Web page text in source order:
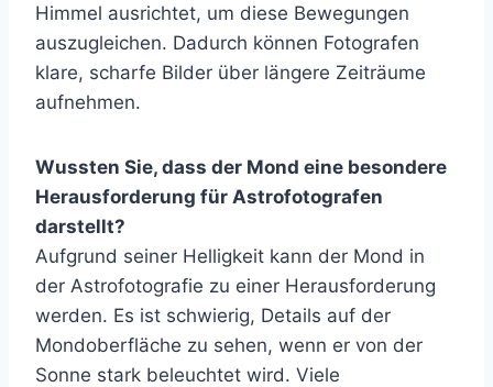
Himmel ausrichtet, um diese Bewegungen
auszugleichen. Dadurch können Fotografen
klare, scharfe Bilder über längere Zeiträume
aufnehmen.
Wussten Sie, dass der Mond eine besondere
Herausforderung für Astrofotografen
darstellt?
Aufgrund seiner Helligkeit kann der Mond in
der Astrofotografie zu einer Herausforderung
werden. Es ist schwierig, Details auf der
Mondoberfläche zu sehen, wenn er von der
Sonne stark beleuchtet wird. Viele